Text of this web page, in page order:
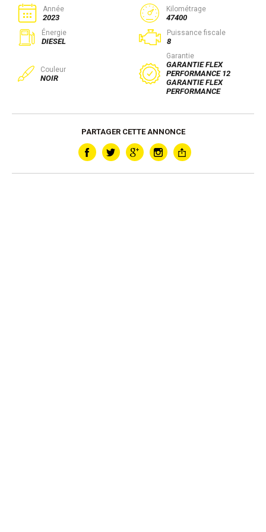
Année
2023
Kilométrage
47400
Énergie
DIESEL
Puissance fiscale
8
Couleur
NOIR
Garantie
GARANTIE FLEX
PERFORMANCE 12
GARANTIE FLEX
PERFORMANCE
PARTAGER CETTE ANNONCE